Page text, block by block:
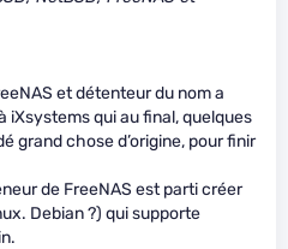
et détenteur du nom a
iXsystems qui au final, quelques
grand chose d’origine, pour finir
de FreeNAS est parti créer
Debian ?) qui supporte